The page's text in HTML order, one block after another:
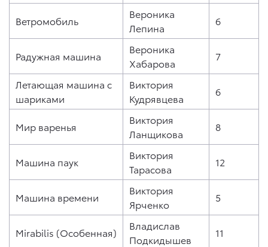
Ветромобиль
Вероника
Лепина
6
Радужная машина
Вероника
Хабарова
7
Летающая машина с
шариками
Виктория
Кудрявцева
6
Мир варенья
Виктория
Ланщикова
8
Машина паук
Виктория
Тарасова
12
Машина времени
Виктория
Ярченко
5
Mirabilis (Особенная)
Владислав
Подкидышев
11